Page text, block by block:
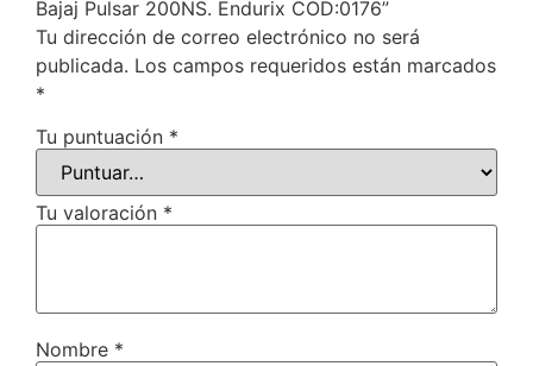
Bajaj Pulsar 200NS. Endurix COD:0176”
Tu dirección de correo electrónico no será
publicada. Los campos requeridos están marcados
*
Tu puntuación *
Tu valoración *
Nombre *